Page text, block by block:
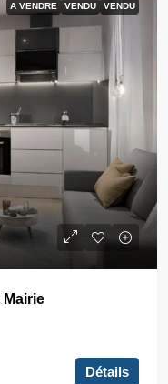
A VENDRE VENDU VENDU
Détails